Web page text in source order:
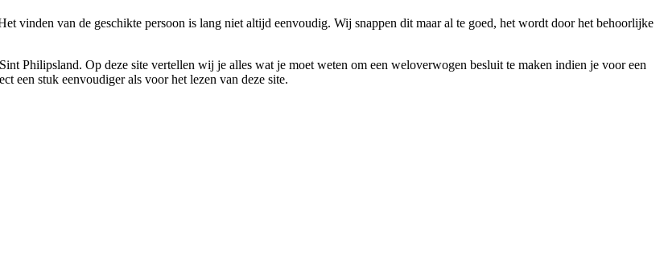
vinden van de geschikte persoon is lang niet altijd eenvoudig. Wij snappen dit maar al te goed, het wordt door het behoorlijke
Philipsland. Op deze site vertellen wij je alles wat je moet weten om een weloverwogen besluit te maken indien je voor een
een stuk eenvoudiger als voor het lezen van deze site.